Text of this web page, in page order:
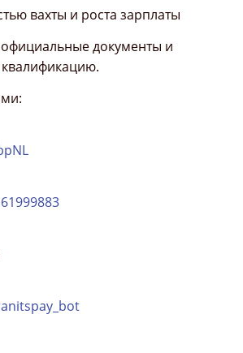
вахты и роста зарплаты
документы и